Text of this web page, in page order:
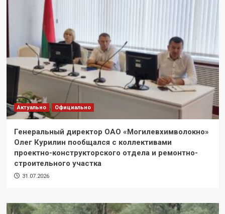
Актуально Официально
Генеральный директор ОАО «Могилевхимволокно»
Олег Курилин пообщался с коллективами
проектно-конструкторского отдела и ремонтно-
строительного участка
31.07.2026